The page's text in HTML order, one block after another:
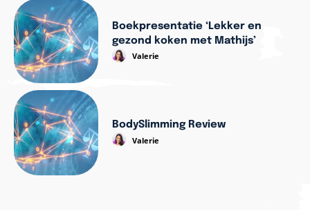
Boekpresentatie ‘Lekker en
gezond koken met Mathijs’
Valerie
BodySlimming Review
Valerie